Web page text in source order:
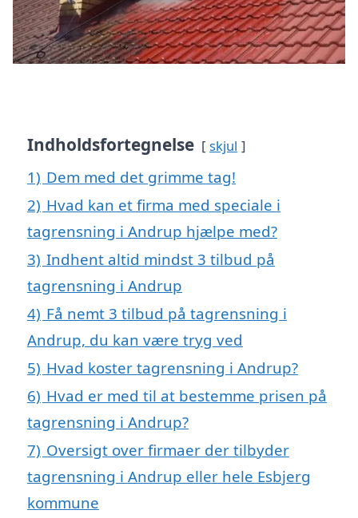
Indholdsfortegnelse skjul
1) Dem med det grimme tag!
2) Hvad kan et firma med speciale i
tagrensning i Andrup hjælpe med?
3) Indhent altid mindst 3 tilbud på
tagrensning i Andrup
4) Få nemt 3 tilbud på tagrensning i
Andrup, du kan være tryg ved
5) Hvad koster tagrensning i Andrup?
6) Hvad er med til at bestemme prisen på
tagrensning i Andrup?
7) Oversigt over firmaer der tilbyder
tagrensning i Andrup eller hele Esbjerg
kommune